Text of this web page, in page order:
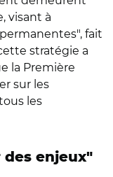
visant à
fait
stratégie a
la Première
sur les
les
des enjeux"